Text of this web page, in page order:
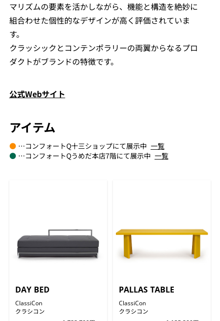
マリズムの要素を活かしながら、機能と構造を絶妙に
組合わせた個性的なデザインが高く評価されていま
す。
クラッシックとコンテンポラリーの両翼からなるプロ
ダクトがブランドの特徴です。
公式Webサイト
アイテム
●…コンフォートQ十三ショップにて展示中 一覧
●…コンフォートQうめだ本店7階にて展示中 一覧
DAY BED
ClassiCon
クラシコン
PALLAS TABLE
ClassiCon
クラシコン